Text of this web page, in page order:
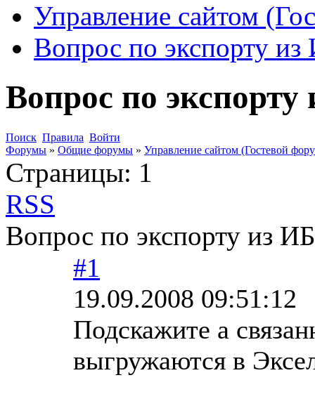
Управление сайтом
Вопрос по экспорту
Вопрос по
Поиск Правила Войти
Форумы » Общие форумы » Управление сайтом (Гостевой
Страницы: 1
RSS
Вопрос по экспорту из
#1
19.09.2008 09:51:12
Подскажите а
выгружаются в